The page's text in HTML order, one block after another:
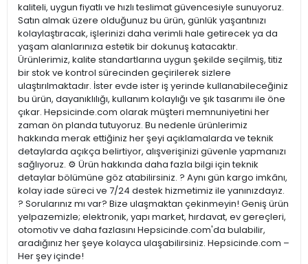
kaliteli, uygun fiyatlı ve hızlı teslimat güvencesiyle sunuyoruz.
Satın almak üzere olduğunuz bu ürün, günlük yaşantınızı
kolaylaştıracak, işlerinizi daha verimli hale getirecek ya da
yaşam alanlarınıza estetik bir dokunuş katacaktır.
Ürünlerimiz, kalite standartlarına uygun şekilde seçilmiş, titiz
bir stok ve kontrol sürecinden geçirilerek sizlere
ulaştırılmaktadır. İster evde ister iş yerinde kullanabileceğiniz
bu ürün, dayanıklılığı, kullanım kolaylığı ve şık tasarımı ile öne
çıkar. Hepsicinde.com olarak müşteri memnuniyetini her
zaman ön planda tutuyoruz. Bu nedenle ürünlerimiz
hakkında merak ettiğiniz her şeyi açıklamalarda ve teknik
detaylarda açıkça belirtiyor, alışverişinizi güvenle yapmanızı
sağlıyoruz. ⚙️ Ürün hakkında daha fazla bilgi için teknik
detaylar bölümüne göz atabilirsiniz. ? Aynı gün kargo imkânı,
kolay iade süreci ve 7/24 destek hizmetimiz ile yanınızdayız.
? Sorularınız mı var? Bize ulaşmaktan çekinmeyin! Geniş ürün
yelpazemizle; elektronik, yapı market, hırdavat, ev gereçleri,
otomotiv ve daha fazlasını Hepsicinde.com'da bulabilir,
aradığınız her şeye kolayca ulaşabilirsiniz. Hepsicinde.com –
Her şey içinde!